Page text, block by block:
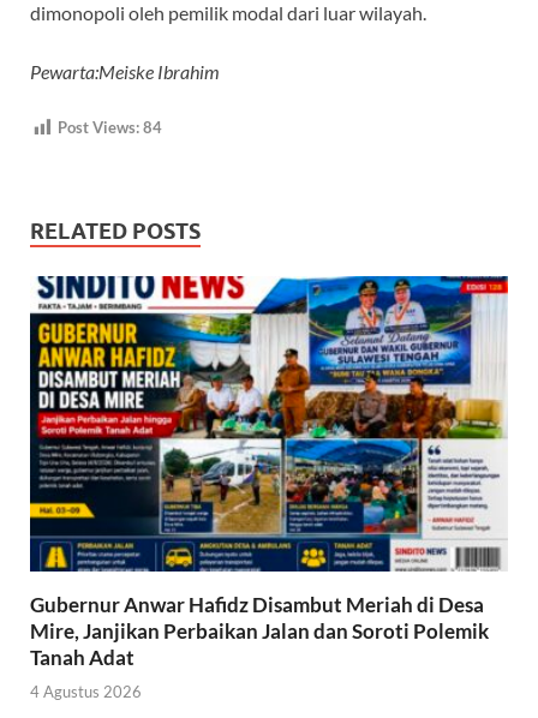
dimonopoli oleh pemilik modal dari luar wilayah.
Pewarta:Meiske Ibrahim
Post Views:84
RELATED POSTS
Gubernur Anwar Hafidz Disambut Meriah di Desa
Mire, Janjikan Perbaikan Jalan dan Soroti Polemik
Tanah Adat
4 Agustus 2026